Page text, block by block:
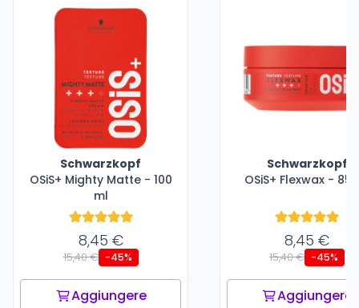
Schwarzkopf
OSiS+ Mighty Matte - 100
ml
8,45 €
15,40 € -45%
Aggiungere
Schwarzkopf
OSiS+ Flexwax - 85
8,45 €
15,40 € -45%
Aggiungere